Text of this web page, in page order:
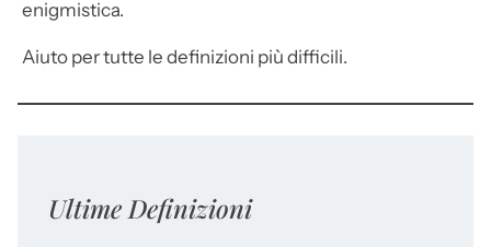
enigmistica.
Aiuto per tutte le definizioni più difficili.
Ultime Definizioni